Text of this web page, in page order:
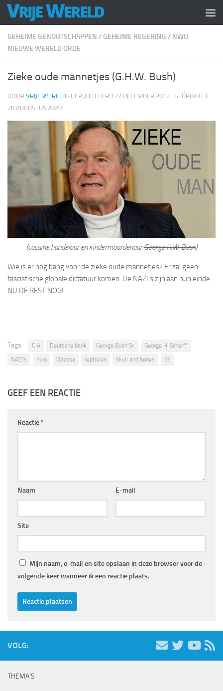
Doorgaan naar inhoud
GEHEIME GENOOTSCHAPPEN / GEHEIME REGERING / NWO
NIEUWE WERELD ORDE
Zieke oude mannetjes (G.H.W. Bush)
DOOR VRIJE WERELD · GEPUBLICEERD 27 DECEMBER 2012 · GEÜPDATET
28 AUGUSTUS 2020
(cocaïne handelaar en kindermoordenaarGeorge H.W. Bush)
Wie is er nog bang voor de zieke oude mannetjes? Er zal geen
fascistische globale dictatuur komen. De NAZI’s zijn aan hun einde.
NU DE REST NOG!
Tags: CIA Deutsche bank George Bush Sr.
George H. Scherff
NAZI's
nwo Odessa reptielen skull and bones SS
GEEF EEN REACTIE
Reactie*
Naam E-mail
Site
Mijn naam, e-mail en site opslaan in deze browser voor de
volgende keer wanneer ik een reactie plaats.
VOLG:
THEMA’S